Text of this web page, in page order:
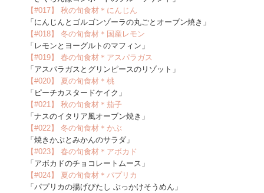
【#017】 秋の旬食材＊にんじん
「にんじんとゴルゴンゾーラの丸ごとオーブン焼き」
【#018】 冬の旬食材＊国産レモン
「レモンとヨーグルトのマフィン」
【#019】 春の旬食材＊アスパラガス
「アスパラガスとグリンピースのリゾット」
【#020】 夏の旬食材＊桃
「ピーチカスタードケイク」
【#021】 秋の旬食材＊茄子
「ナスのイタリア風オーブン焼き」
【#022】 冬の旬食材＊かぶ
「焼きかぶとみかんのサラダ」
【#023】 春の旬食材＊アボカド
「アボカドのチョコレートムース」
【#024】 夏の旬食材＊パプリカ
「パプリカの揚げびたし ぶっかけそうめん」